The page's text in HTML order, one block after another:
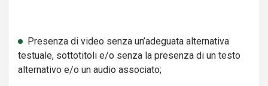
Presenza di video senza un’adeguata alternativa
testuale, sottotitoli e/o senza la presenza di un testo
alternativo e/o un audio associato;